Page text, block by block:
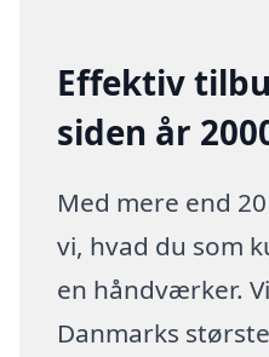
Effektiv
siden år
Med mere end
vi, hvad du som
en håndværker.
Danmarks